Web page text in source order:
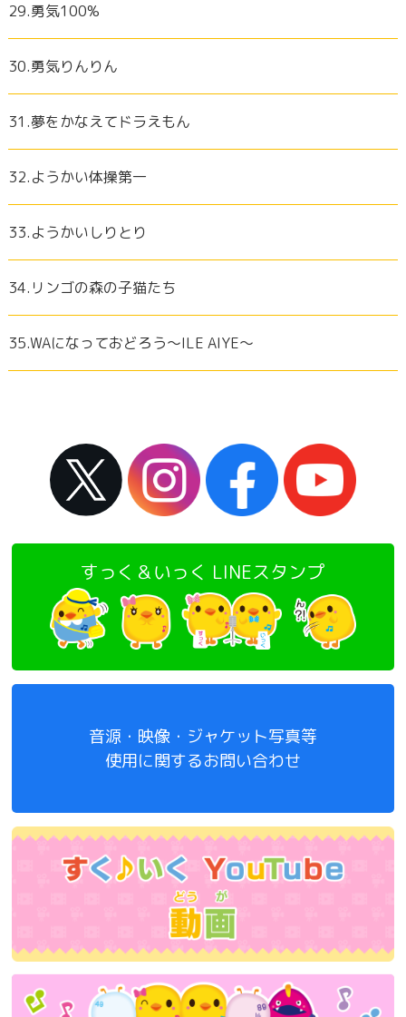
29.勇気100%
30.勇気りんりん
31.夢をかなえてドラえもん
32.ようかい体操第一
33.ようかいしりとり
34.リンゴの森の子猫たち
35.WAになっておどろう～ILE AIYE～
すっく＆いっく LINEスタンプ
音源・映像・ジャケット写真等
使用に関するお問い合わせ